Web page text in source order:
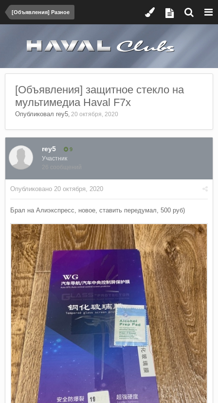
[Объявления] Разное
[Объявления] защитное стекло на
мультимедиа Haval F7x
Опубликовал rey5, 20 октября, 2020
rey5 9
Участник
26 сообщений
Опубликовано 20 октября, 2020
Брал на Алиэкспресс, новое, ставить передумал, 500 руб)